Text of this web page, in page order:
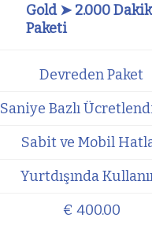
Gold ➤ 2.000
Paketi
Devreden Paket
Saniye Bazlı
Sabit ve Mobil
Yurtdışında
€ 400.00